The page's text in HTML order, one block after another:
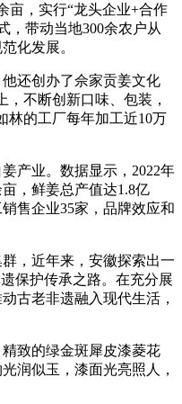
亩，实行“龙头企业+合作
，带动当地300余农户从
化发展。
还创办了佘家贡姜文化
，不断创新口味、包装，
林的工厂每年加工近10万
业。数据显示，2022年
，鲜姜总产值达1.8亿
售企业35家，品牌效应和
，近年来，安徽探索出一
保护传承之路。在充分展
古老非遗融入现代生活，
致的绿金斑犀皮漆菱花
润似玉，漆面光亮照人，